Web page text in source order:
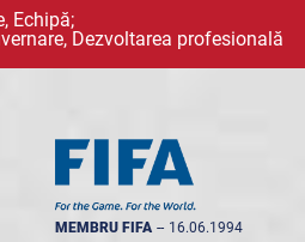
Echipă;
Dezvoltarea profesională
MEMBRU FIFA -- 16.06.1994